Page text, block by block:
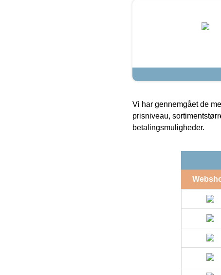
Vi har gennemgået de
prisniveau,
betalingsmuligheder.